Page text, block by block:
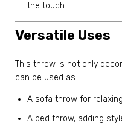
the touch
Versatile Uses
This throw is not only
can be used as:
A sofa throw for
A bed throw, adding